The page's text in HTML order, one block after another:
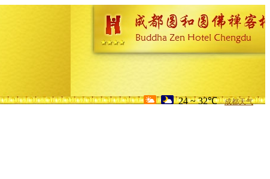
24 ~ 32℃ 成都天气